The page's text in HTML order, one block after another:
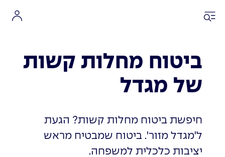
ביטוח מחלות קשות
של מגדל
חיפשת ביטוח מחלות קשות? הגעת
ל'מגדל מזור'. ביטוח שמבטיח מראש
יציבות כלכלית למשפחה.